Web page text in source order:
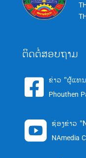
ຕິດຕໍ່ສອບຖາມ
 ຂ່າວ "ຜູ້ແທ
Phouthen
 ຊ່ອງຂ່າວ
NAmedia